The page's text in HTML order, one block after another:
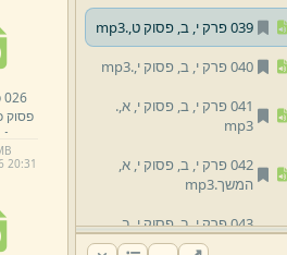
039 פרק י,
ב, פסוק ט,.
mp3
040 פרק י,
ב, פסוק י,.
mp3
041 פרק י,
ב, פסוק י, א,.
mp3
042 פרק י,
ב, פסוק י, א,
המשך.mp3
043 פרק י,
ב,פסוק י,ב,.
026 פרק י,
פסוק
ג,
20:31